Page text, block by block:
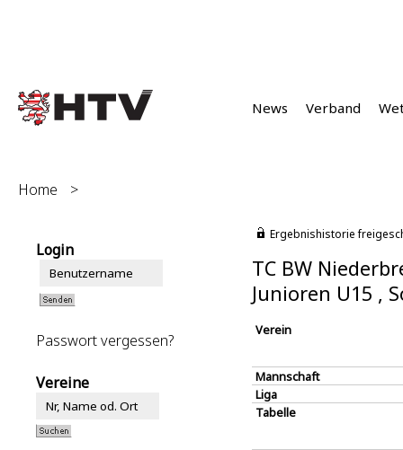
News Verband
Home >
Login
Passwort vergessen?
Vereine
Ergebnishistorie
TC BW
Junioren U15 ,
Verein
Mannschaft
Liga
Tabelle